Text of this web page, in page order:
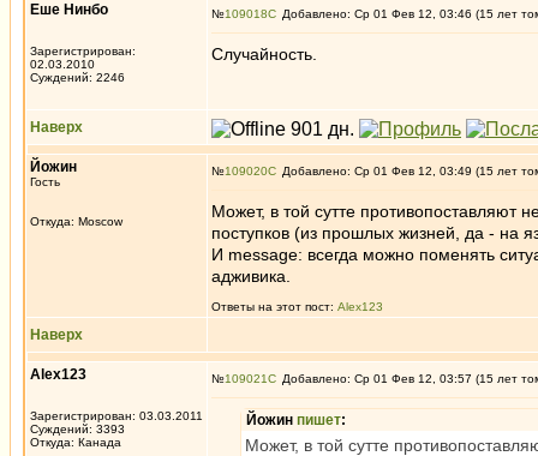
Еше Нинбо
Зарегистрирован:
02.03.2010
Суждений: 2246
№109018 Добавлено: Ср 01 Фев 12, 03:46 (15 лет
Случайность.
Наверх
Йожин
Гость
Откуда: Moscow
№109020 Добавлено: Ср 01 Фев 12, 03:49 (15 лет
Может, в той сутте противопоставляют
поступков (из прошлых жизней, да - на
И message: всегда можно поменять
адживика.
Ответы на этот пост: Alex123
Наверх
Alex123
Зарегистрирован: 03.03.2011
Суждений: 3393
Откуда: Канада
№109021 Добавлено: Ср 01 Фев 12, 03:57 (15 лет
Йожин пишет:
Может, в той сутте